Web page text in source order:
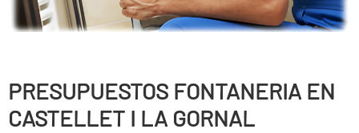
PRESUPUESTOS FONTANERIA EN
CASTELLET I LA GORNAL